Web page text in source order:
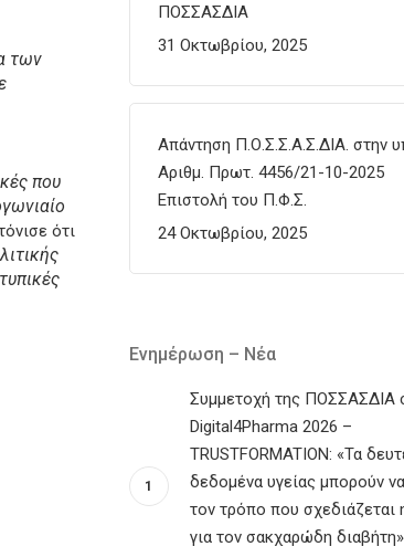
των
που
ότι
ΠΟΣΣΑΣΔΙΑ
31 Οκτωβρίου, 2025
Απάντηση Π.Ο.Σ.Σ.Α.Σ.ΔΙΑ. στην
Αριθμ. Πρωτ. 4456/21-10-2025
Επιστολή του Π.Φ.Σ.
24 Οκτωβρίου, 2025
Ενημέρωση – Νέα
Συμμετοχή της ΠΟΣΣΑΣΔΙΑ
Digital4Pharma 2026 –
TRUSTFORMATION: «Τα
δεδομένα υγείας μπορούν
τον τρόπο που σχεδιάζεται
για τον σακχαρώδη διαβήτη»